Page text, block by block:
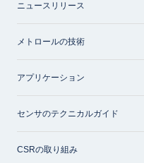
ニュースリリース
メトロールの技術
アプリケーション
センサのテクニカルガイド
CSRの取り組み